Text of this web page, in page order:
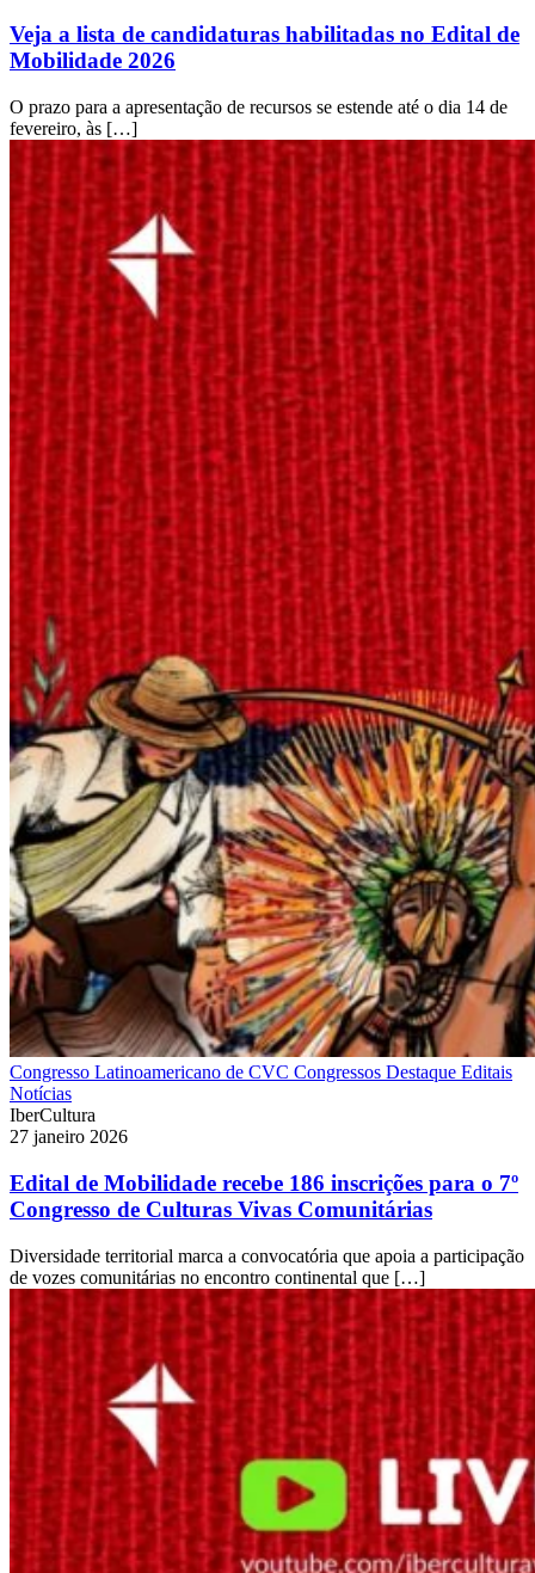
Veja a lista de candidaturas habilitadas no Edital de
Mobilidade 2026
O prazo para a apresentação de recursos se estende até o dia 14 de
fevereiro, às […]
Congresso Latinoamericano de CVC Congressos Destaque Editais
Notícias
IberCultura
27 janeiro 2026
Edital de Mobilidade recebe 186 inscrições para o 7º
Congresso de Culturas Vivas Comunitárias
Diversidade territorial marca a convocatória que apoia a participação
de vozes comunitárias no encontro continental que […]